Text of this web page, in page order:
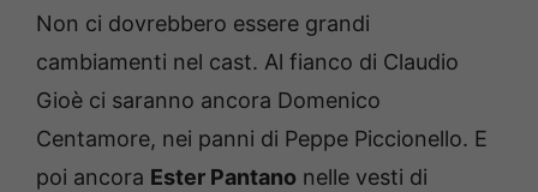
Non ci dovrebbero essere grandi
cambiamenti nel cast. Al fianco di Claudio
Gioè ci saranno ancora Domenico
Centamore, nei panni di Peppe Piccionello. E
poi ancora Ester Pantano nelle vesti di